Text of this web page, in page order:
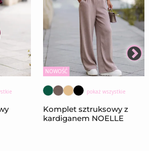
NOWOŚĆ
pokaż wszystkie
Komplet sztruksowy z
kardiganem NOELLE